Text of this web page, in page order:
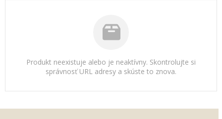
Produkt neexistuje alebo je neaktívny. Skontrolujte si
správnosť URL adresy a skúste to znova.